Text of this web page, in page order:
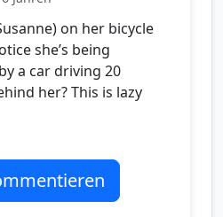
on her bicycle
she’s being
a car driving 20
her? This is lazy